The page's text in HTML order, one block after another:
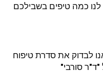
כמה טיפים בשבילכם
לבדוק את סדרת טיפוח
סורבי"